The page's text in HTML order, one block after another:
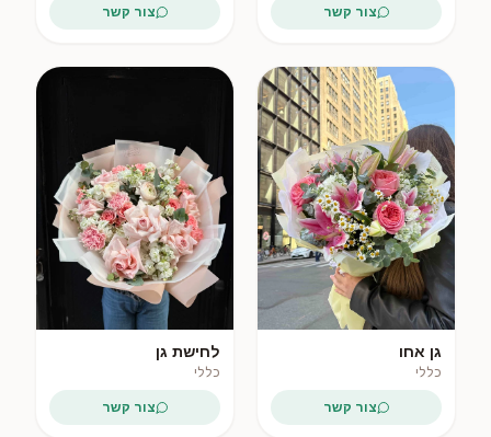
צור קשר צור קשר
גן אחו
כללי
צור קשר
לחישת גן
כללי
צור קשר